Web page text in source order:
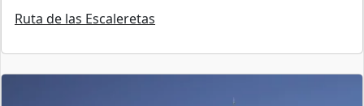
Ruta de las Escaleretas